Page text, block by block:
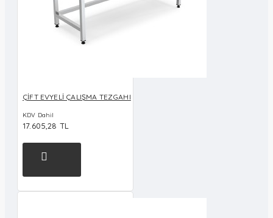
ÇİFT EVYELİ ÇALIŞMA TEZGAHI
KDV Dahil
17.605,28 TL